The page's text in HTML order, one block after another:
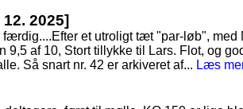
12. 2025]
et utroligt tæt "par-løb",
9,5 af 10, Stort tillykke til Lars. Flot, og
Så snart nr. 42 er arkiveret af... Læs